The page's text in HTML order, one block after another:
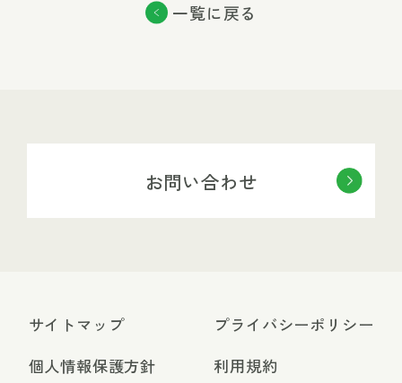
一覧に戻る
お問い合わせ
サイトマップ
個人情報保護方針
プライバシーポリシー
利用規約